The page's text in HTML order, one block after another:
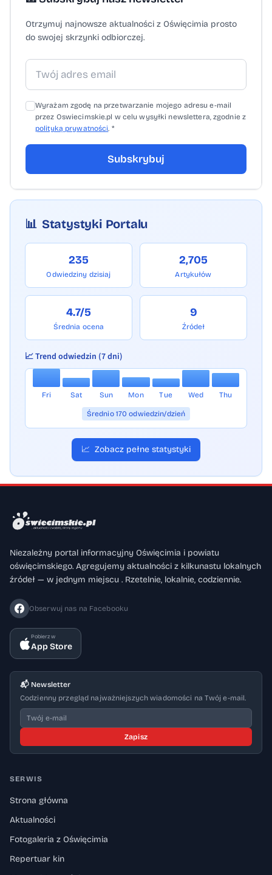
Otrzymuj najnowsze aktualności z Oświęcimia prosto
do swojej skrzynki odbiorczej.
Wyrażam zgodę na przetwarzanie mojego adresu e-mail
przez Oswiecimskie.pl w celu wysyłki newslettera, zgodnie z
polityką prywatności . *
Subskrybuj
📊 Statystyki Portalu
235
Odwiedziny dzisiaj
2,705
Artykułów
4.7/5
Średnia ocena
9
Źródeł
📈 Trend odwiedzin (7 dni)
Fri Sat Sun Mon Tue Wed Thu
Średnio 170 odwiedzin/dzień
📈 Zobacz pełne statystyki
Niezależny portal informacyjny Oświęcimia i powiatu
oświęcimskiego. Agregujemy aktualności z kilkunastu lokalnych
źródeł — w jednym miejscu . Rzetelnie, lokalnie, codziennie.
Obserwuj nas na Facebooku
Pobierz w
App Store
📬 Newsletter
Codzienny przegląd najważniejszych wiadomości na Twój e-mail.
Zapisz
SERWIS
Strona główna
Aktualności
Fotogaleria z Oświęcimia
Repertuar kin